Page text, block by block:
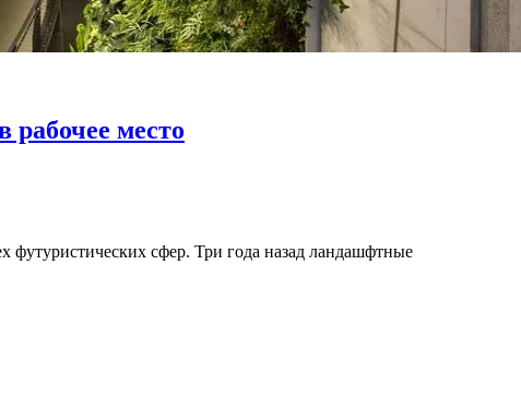
рабочее место
футуристических сфер. Три года назад ландашфтные